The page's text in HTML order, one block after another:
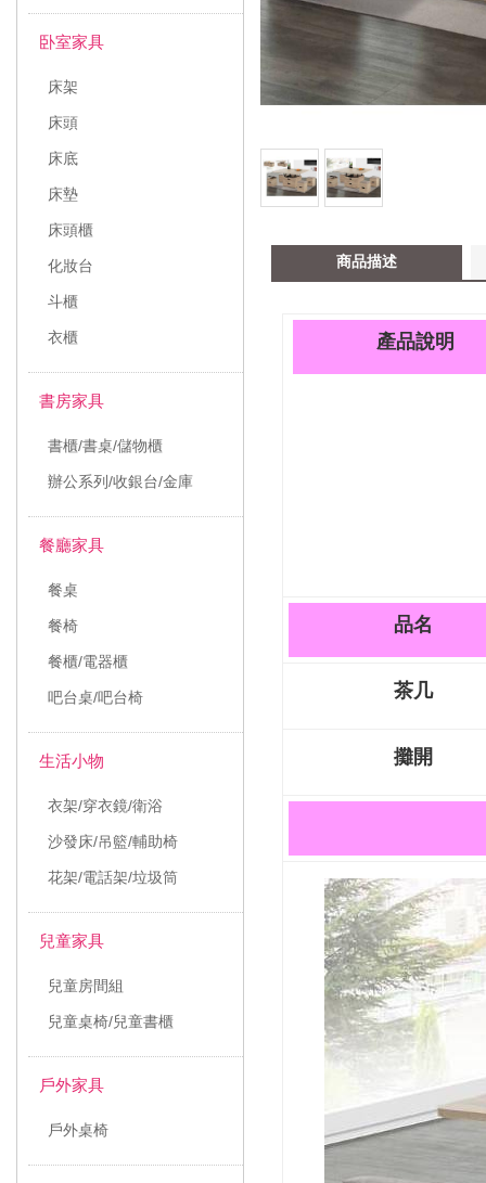
卧室家具
床架
床頭
床底
床墊
床頭櫃
化妝台
斗櫃
衣櫃
書房家具
書櫃/書桌/儲物櫃
辦公系列/收銀台/金庫
餐廳家具
餐桌
餐椅
餐櫃/電器櫃
吧台桌/吧台椅
生活小物
衣架/穿衣鏡/衛浴
沙發床/吊籃/輔助椅
花架/電話架/垃圾筒
兒童家具
兒童房間組
兒童桌椅/兒童書櫃
戶外家具
戶外桌椅
商品描述
產品說明
品名
茶几
攤開